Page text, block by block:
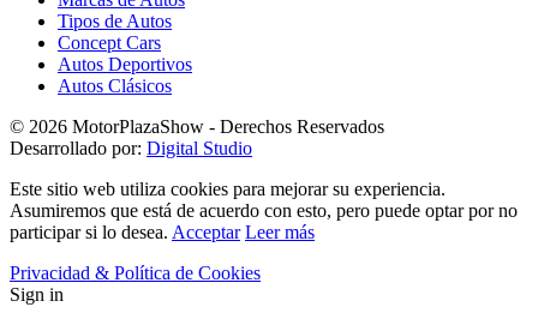
Tipos de Autos
Concept Cars
Autos Deportivos
Autos Clásicos
© 2026 MotorPlazaShow - Derechos Reservados
Desarrollado por: Digital Studio
Este sitio web utiliza cookies para mejorar su experiencia.
Asumiremos que está de acuerdo con esto, pero puede optar por no
participar si lo desea. Acceptar Leer más
Privacidad & Política de Cookies
Sign in